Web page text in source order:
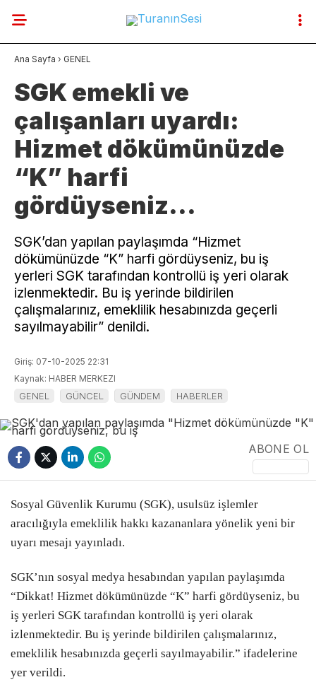
WhatsApp
İhbar Hattı
Instagram
YAZARLAR
SON DAKİKA
GENEL
GÜNCEL
GÜNDEM
HABERLER
DÜNYA
BURSA BÜYÜKŞEHİR
ASAYİŞ
TEKNOLOJİ
EĞİTİM
METEOROLOJİ
SPOR
Ana Sayfa › GENEL
SGK emekli ve
çalışanları uyardı:
Hizmet dökümünüzde
“K” harfi
gördüyseniz…
SGK’dan yapılan paylaşımda “Hizmet
dökümünüzde “K” harfi gördüyseniz, bu iş
yerleri SGK tarafından kontrollü iş yeri olarak
izlenmektedir. Bu iş yerinde bildirilen
çalışmalarınız, emeklilik hesabınızda geçerli
sayılmayabilir” denildi.
Giriş: 07-10-2025 22:31
Kaynak: HABER MERKEZI
GENEL GÜNCEL GÜNDEM HABERLER
ABONE OL
Sosyal Güvenlik Kurumu (SGK), usulsüz işlemler
aracılığıyla emeklilik hakkı kazananlara yönelik yeni bir
uyarı mesajı yayınladı.
SGK’nın sosyal medya hesabından yapılan paylaşımda
“Dikkat! Hizmet dökümünüzde “K” harfi gördüyseniz, bu
iş yerleri SGK tarafından kontrollü iş yeri olarak
izlenmektedir. Bu iş yerinde bildirilen çalışmalarınız,
emeklilik hesabınızda geçerli sayılmayabilir.” ifadelerine
yer verildi.